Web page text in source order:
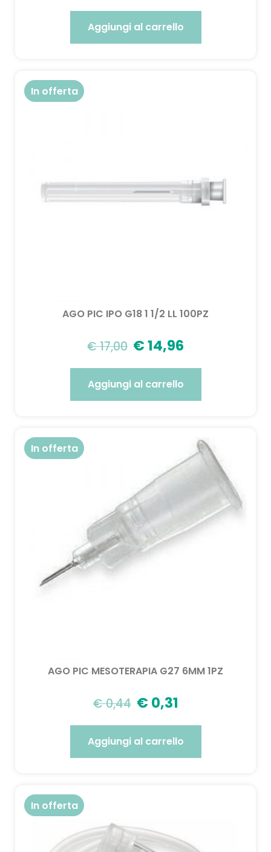
Aggiungi al carrello
In offerta
AGO PIC IPO G18 1 1/2 LL 100PZ
€17,00 €14,96
Aggiungi al carrello
In offerta
AGO PIC MESOTERAPIA G27 6MM 1PZ
€0,44 € 0,31
Aggiungi al carrello
In offerta